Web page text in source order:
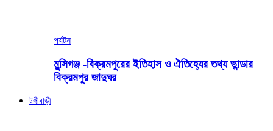
পর্যটন
মুন্সিগঞ্জ -বিক্রমপুরের ইতিহাস ও ঐতিহ্যের তথ্য ভান্ডার
বিক্রমপুর জাদুঘর
টঙ্গীবাড়ী